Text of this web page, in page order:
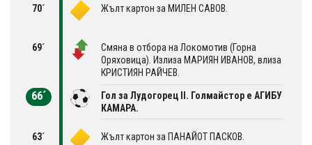
70´ Жълт картон за МИЛЕН САВОВ.
69´
Смяна в отбора на Локомотив (Горна
Оряховица). Излиза МАРИЯН ИВАНОВ, влиза
КРИСТИЯН РАЙЧЕВ.
66´
Гол за Лудогорец II. Голмайстор е АГИБУ
КАМАРА.
63´ Жълт картон за ПАНАЙОТ ПАСКОВ.